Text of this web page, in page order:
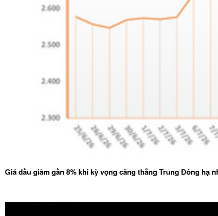
Giá dầu giảm gần 8% khi kỳ vọng căng thẳng Trung Đông hạ